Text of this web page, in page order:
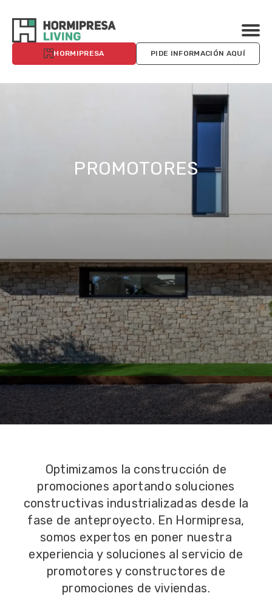
HORMIPRESA PIDE INFORMACIÓN AQUÍ
PROMOTORES
Optimizamos la construcción de
promociones aportando soluciones
constructivas industrializadas desde la
fase de anteproyecto. En Hormipresa,
somos expertos en poner nuestra
experiencia y soluciones al servicio de
promotores y constructores de
promociones de viviendas.